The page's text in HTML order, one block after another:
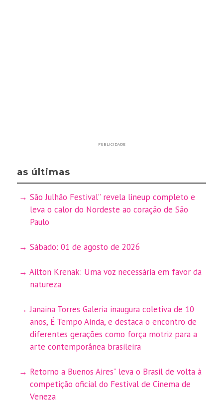
PUBLICIDADE
as últimas
São Julhão Festival” revela lineup completo e
leva o calor do Nordeste ao coração de São
Paulo
Sábado: 01 de agosto de 2026
Ailton Krenak: Uma voz necessária em favor da
natureza
Janaina Torres Galeria inaugura coletiva de 10
anos, É Tempo Ainda, e destaca o encontro de
diferentes gerações como força motriz para a
arte contemporânea brasileira
Retorno a Buenos Aires” leva o Brasil de volta à
competição oficial do Festival de Cinema de
Veneza